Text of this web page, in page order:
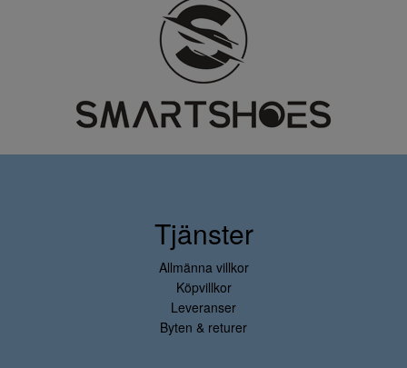
Tjänster
Allmänna villkor
Köpvillkor
Leveranser
Byten & returer